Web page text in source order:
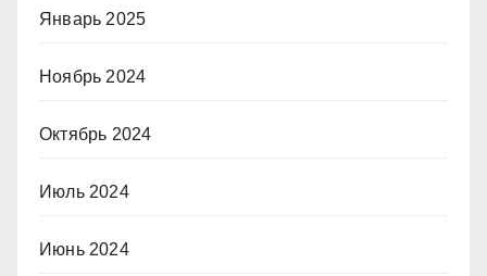
Январь 2025
Ноябрь 2024
Октябрь 2024
Июль 2024
Июнь 2024